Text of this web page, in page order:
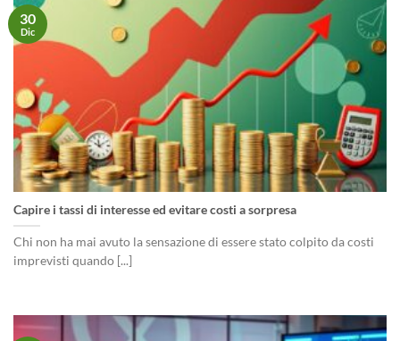
Capire i tassi di interesse ed evitare costi a sorpresa
Chi non ha mai avuto la sensazione di essere stato colpito da costi
imprevisti quando [...]
30
Dic